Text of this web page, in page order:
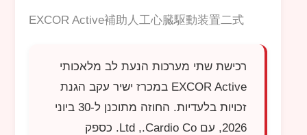
EXCOR Active補助人工心臓駆動装置二式
רכישת שתי מערכות הנעת לב מלאכותי
EXCOR Activeבמכרז ישיר עקב הגנת
זכויות בלעדיות. החוזה מתוכנן ל-30 ביוני
2026, עם
Cardio Co
.,
Ltd. כספק